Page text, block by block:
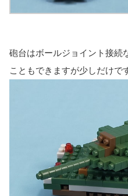
砲台はボールジョイント接続
こともできますが少しだけで